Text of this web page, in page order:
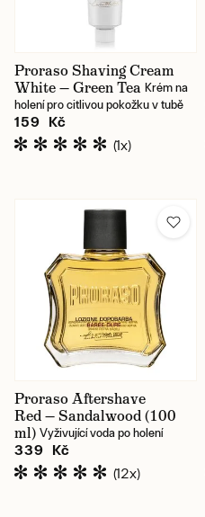
Proraso Shaving Cream
White — Green Tea Krém na
holení pro citlivou pokožku v tubě
159 Kč
(1x)
Proraso Aftershave
Red — Sandalwood (100
ml) Vyživující voda po holení
339 Kč
(12x)